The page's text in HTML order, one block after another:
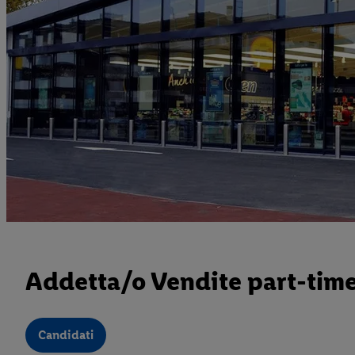
Addetta/o Vendite part-
Candidati